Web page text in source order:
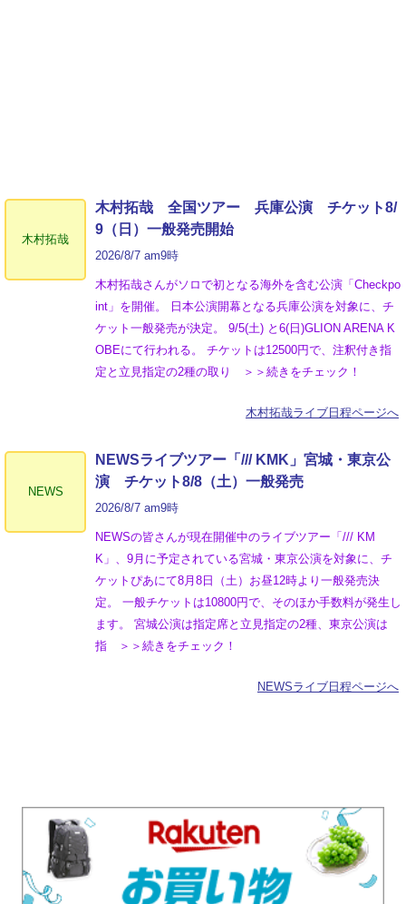
木村拓哉
木村拓哉 全国ツアー 兵庫公演 チケット8/
9（日）一般発売開始
2026/8/7 am9時
木村拓哉さんがソロで初となる海外を含む公演「Checkpo
int」を開催。 日本公演開幕となる兵庫公演を対象に、チ
ケット一般発売が決定。 9/5(土) と6(日)GLION ARENA K
OBEにて行われる。 チケットは12500円で、注釈付き指
定と立見指定の2種の取り ＞＞続きをチェック！
木村拓哉ライブ日程ページへ
NEWS
NEWSライブツアー「/// KMK」宮城・東京公
演 チケット8/8（土）一般発売
2026/8/7 am9時
NEWSの皆さんが現在開催中のライブツアー「/// KM
K」、9月に予定されている宮城・東京公演を対象に、チ
ケットぴあにて8月8日（土）お昼12時より一般発売決
定。 一般チケットは10800円で、そのほか手数料が発生し
ます。 宮城公演は指定席と立見指定の2種、東京公演は
指 ＞＞続きをチェック！
NEWSライブ日程ページへ